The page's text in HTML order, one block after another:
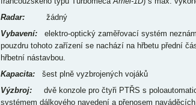
Radar:žádný
Vybavení:elektro-optický zaměřovací systém
pouzdru tohoto zařízení se nachází na hřbetu přední
hřbetní nástavbou.
Kapacita:šest plně vyzbrojených vojáků
Výzbroj:dvě konzole pro čtyři PTŘS s
systémem dálkového navedení a přenosem